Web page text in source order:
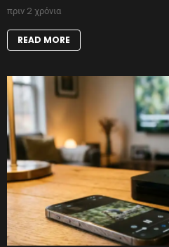
πριν 2 χρόνια
READ MORE